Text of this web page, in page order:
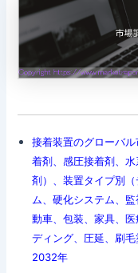
接着装置のグローバ
着剤、感圧接着剤、
剤）、装置タイプ別
ム、硬化システム、
動車、包装、家具、
ディング、圧延、刷
2032年